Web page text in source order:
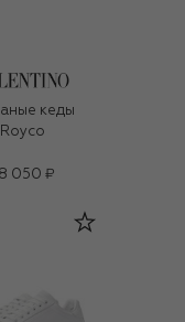
кеды
Royco
050 ₽